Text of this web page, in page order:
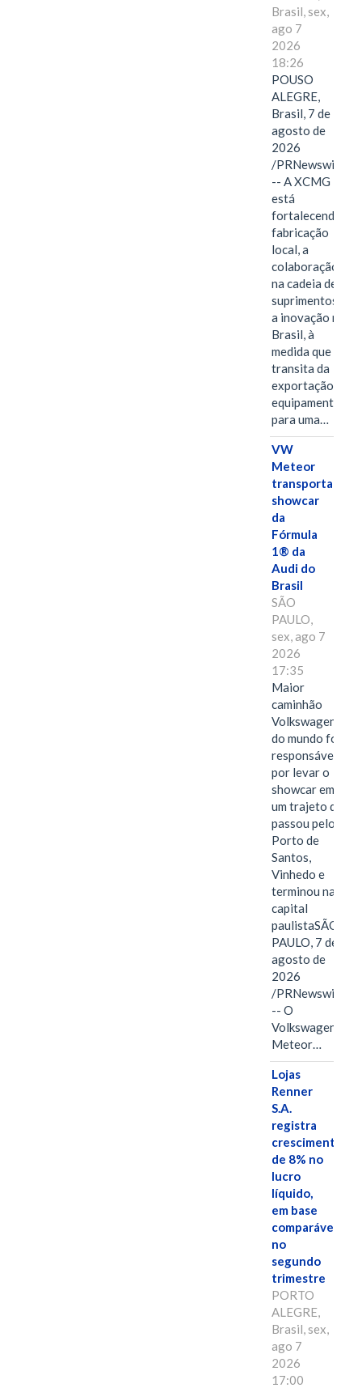
Brasil, sex,
ago 7
2026
18:26
POUSO
ALEGRE,
Brasil, 7 de
agosto de
2026
/PRNewswire/
-- A XCMG
está
fortalecendo a
fabricação
local, a
colaboração
na cadeia de
suprimentos e
a inovação no
Brasil, à
medida que
transita da
exportação de
equipamentos
para uma…
VW
Meteor
transporta
showcar
da
Fórmula
1® da
Audi do
Brasil
SÃO
PAULO,
sex, ago 7
2026
17:35
Maior
caminhão
Volkswagen
do mundo foi
responsável
por levar o
showcar em
um trajeto que
passou pelo
Porto de
Santos,
Vinhedo e
terminou na
capital
paulistaSÃO
PAULO, 7 de
agosto de
2026
/PRNewswire/
-- O
Volkswagen
Meteor…
Lojas
Renner
S.A.
registra
crescimento
de 8% no
lucro
líquido,
em base
comparável,
no
segundo
trimestre
PORTO
ALEGRE,
Brasil, sex,
ago 7
2026
17:00